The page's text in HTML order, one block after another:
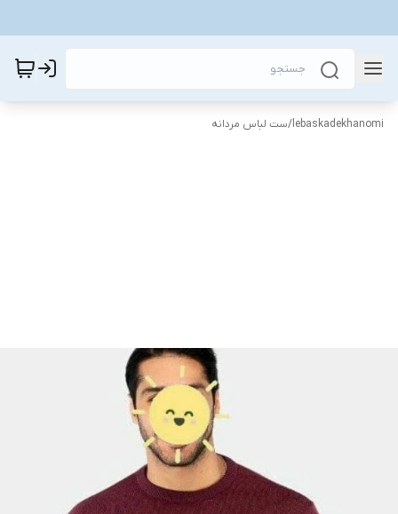
lebaskadekhanomi
/ست لباس مردانه